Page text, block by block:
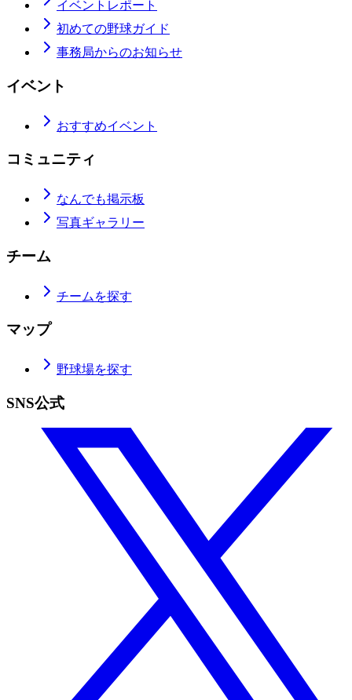
イベントレポート
初めての野球ガイド
事務局からのお知らせ
イベント
おすすめイベント
コミュニティ
なんでも掲示板
写真ギャラリー
チーム
チームを探す
マップ
野球場を探す
SNS公式